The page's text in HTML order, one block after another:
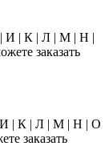
| И | К | Л | М | Н |
заказать
И | К | Л | М | Н | О
заказать